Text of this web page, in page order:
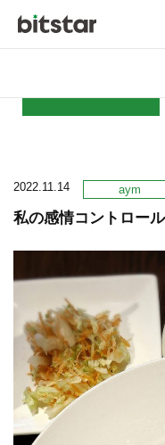
BUSINESS
WORKS
ACTION
RECRUIT
2022.11.14 aym
私の感情コントロー